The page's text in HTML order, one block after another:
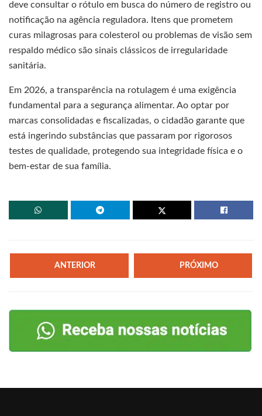
deve consultar o rótulo em busca do número de registro ou
notificação na agência reguladora. Itens que prometem
curas milagrosas para colesterol ou problemas de visão sem
respaldo médico são sinais clássicos de irregularidade
sanitária.
Em 2026, a transparência na rotulagem é uma exigência
fundamental para a segurança alimentar. Ao optar por
marcas consolidadas e fiscalizadas, o cidadão garante que
está ingerindo substâncias que passaram por rigorosos
testes de qualidade, protegendo sua integridade física e o
bem-estar de sua família.
ANTERIOR PRÓXIMO